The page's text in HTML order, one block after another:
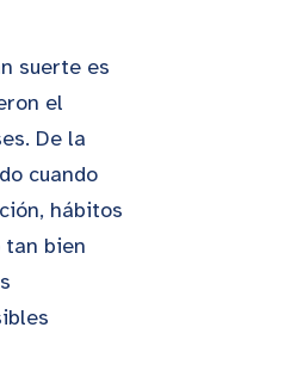
suerte es
el
De la
cuando
hábitos
tan bien